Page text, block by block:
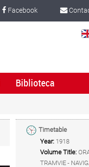
Facebook
Biblioteca
Timetable
Year: 1918
Volume Title:
TRAMVIE -